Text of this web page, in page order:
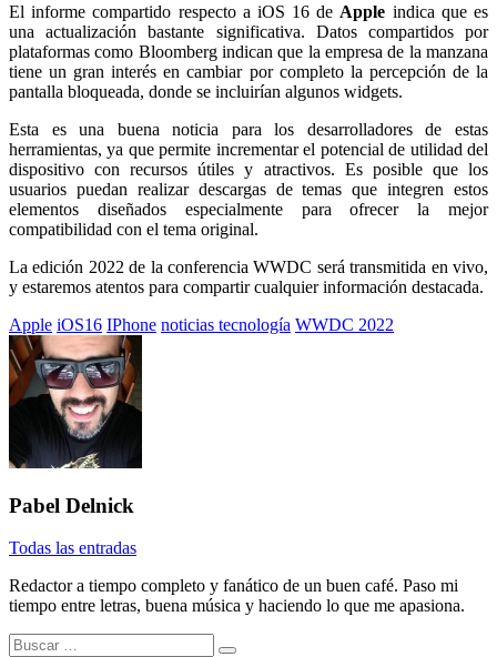
El informe compartido respecto a iOS 16 de Apple indica que es
una actualización bastante significativa. Datos compartidos por
plataformas como Bloomberg indican que la empresa de la manzana
tiene un gran interés en cambiar por completo la percepción de la
pantalla bloqueada, donde se incluirían algunos widgets.
Esta es una buena noticia para los desarrolladores de estas
herramientas, ya que permite incrementar el potencial de utilidad del
dispositivo con recursos útiles y atractivos. Es posible que los
usuarios puedan realizar descargas de temas que integren estos
elementos diseñados especialmente para ofrecer la mejor
compatibilidad con el tema original.
La edición 2022 de la conferencia WWDC será transmitida en vivo,
y estaremos atentos para compartir cualquier información destacada.
Etiquetado
con:
Apple iOS16 IPhone noticias tecnología WWDC 2022
Pabel Delnick
Todas las entradas
Redactor a tiempo completo y fanático de un buen café. Paso mi
tiempo entre letras, buena música y haciendo lo que me apasiona.
Buscar: